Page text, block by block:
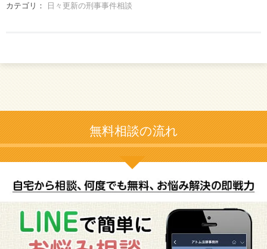
カテゴリ： 日々更新の刑事事件相談
無料相談の流れ